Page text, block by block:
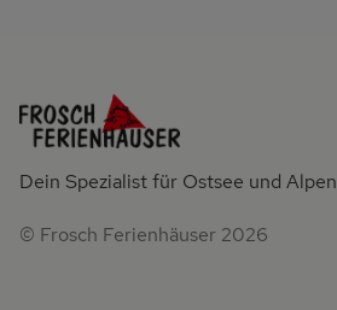
Dein Spezialist für Ostsee und Alpen
© Frosch Ferienhäuser 2026